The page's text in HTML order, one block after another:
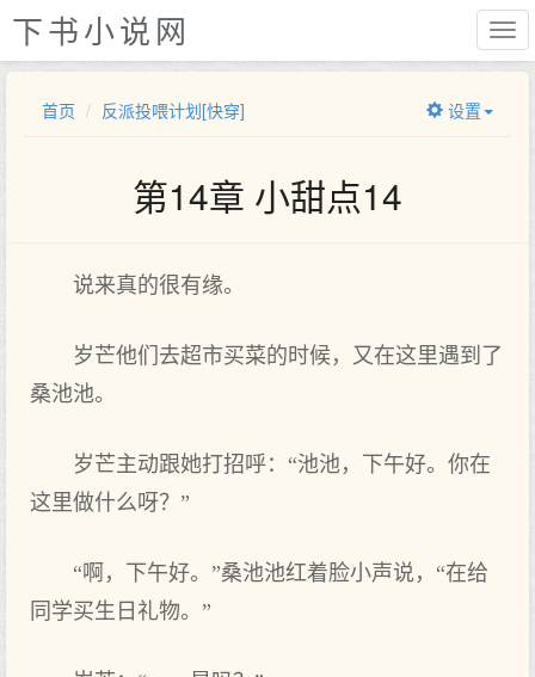
下书小说网
首页 反派投喂计划[快穿] 设置
第14章 小甜点14
说来真的很有缘。
岁芒他们去超市买菜的时候，又在这里遇到了
桑池池。
岁芒主动跟她打招呼：“池池，下午好。你在
这里做什么呀？”
“啊，下午好。”桑池池红着脸小声说，“在给
同学买生日礼物。”